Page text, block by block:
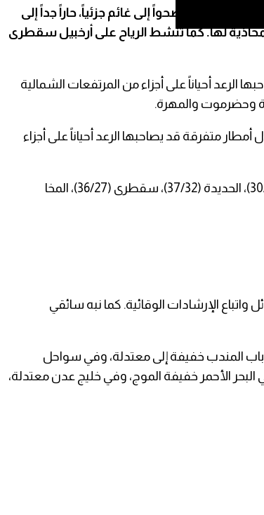
منها طقساً صحواً إلى غائم جزئياً، حاراً جداً إلى
لها. كما تنشط الرياح على أرخبيل سقطرى
الرعد أحياناً على أجزاء من المرتفعات الشمالية
وحضرموت والمهرة.
متفرقة قد يصاحبها الرعد أحياناً على أجزاء
ووفقاً للنشرة، جاءت درجات الحرارة العظمى والصغرى اليوم في المناطق الساحلية والقريبة منها على النحو التالي: عدن (38/31)، المكلا (30/29)، الحديدة (37/32)، سقطرى (36/27)، المخا
الإرشادات الوقائية. كما نبه سائقي
المندب خفيفة إلى معتدلة، وفي سواحل
الأحمر خفيفة الموج، وفي خليج عدن معتدلة،